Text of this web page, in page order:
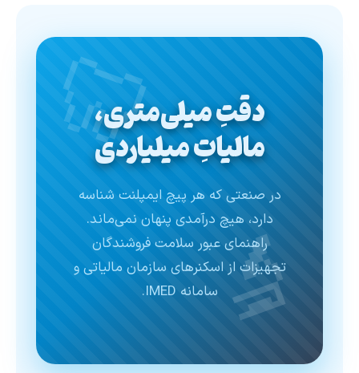
🦷
🔬
دقتِ میلی‌متری،
مالیاتِ میلیاردی
در صنعتی که هر پیچ ایمپلنت شناسه
دارد، هیچ درآمدی پنهان نمی‌ماند.
راهنمای عبور سلامت فروشندگان
تجهیزات از اسکنرهای سازمان مالیاتی و
سامانه IMED.